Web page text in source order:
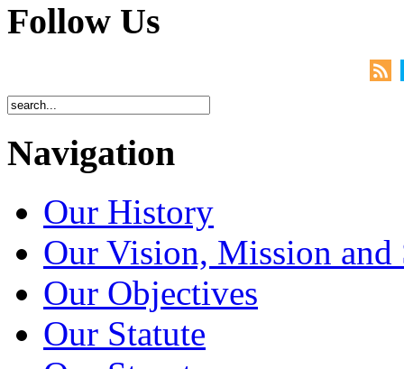
Follow Us
Navigation
Our History
Our Vision, Mission and
Our Objectives
Our Statute